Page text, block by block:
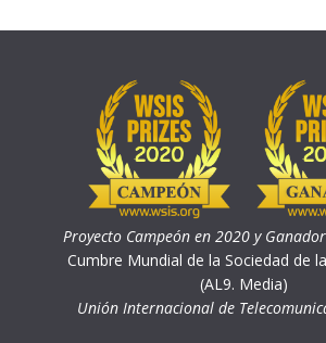
Proyecto Campeón en 2020 y
Cumbre Mundial de la Sociedad de
(AL9. Media)
Unión Internacional de